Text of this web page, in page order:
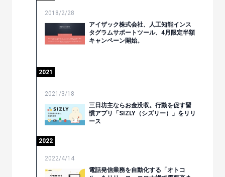
2018/2/28
アイザック株式会社、人工知能インス
タグラムサポートツール、4月限定半額
キャンペーン開始。
2021
2021/3/18
三日坊主ならお金没収。行動を促す習
慣アプリ「SIZLY（シズリー）」をリリ
ース
2022
2022/4/14
電話発信業務を自動化する「オトコ